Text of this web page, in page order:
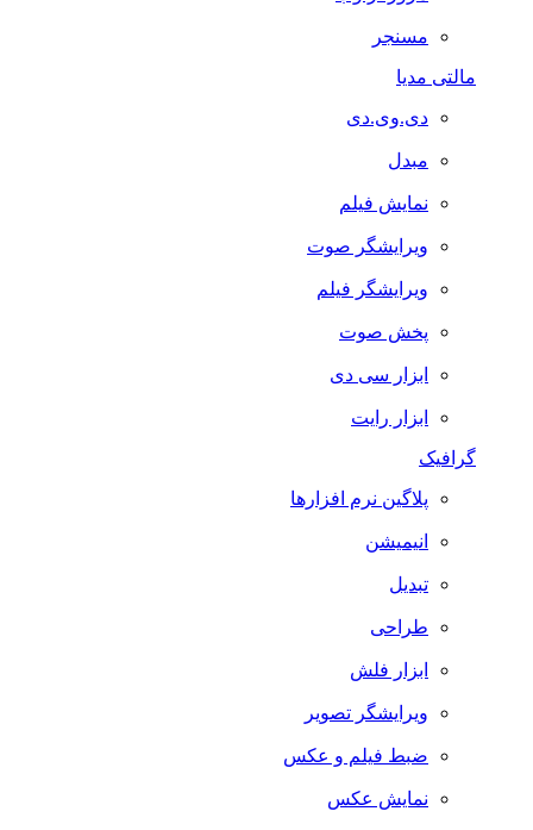
مسنجر
مالتی مدیا
دی.وی.دی
مبدل
نمایش فیلم
ویرایشگر صوت
ویرایشگر فیلم
پخش صوت
ابزار سی دی
ابزار رایت
گرافیک
پلاگین نرم افزارها
انیمیشن
تبدیل
طراحی
ابزار فلش
ویرایشگر تصویر
ضبط فيلم و عكس
نمایش عکس